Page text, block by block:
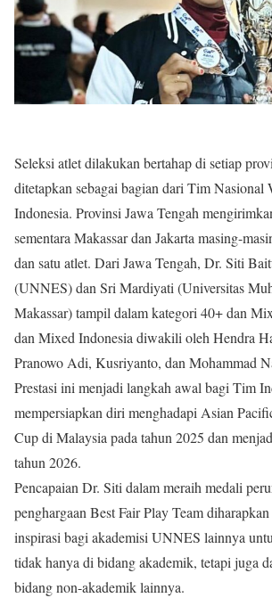
Seleksi atlet dilakukan bertahap di setiap
ditetapkan sebagai bagian dari Tim Nasional
Indonesia. Provinsi Jawa Tengah
sementara Makassar dan Jakarta masing-
dan satu atlet. Dari Jawa Tengah, Dr. Siti
(UNNES) dan Sri Mardiyati (Universitas
Makassar) tampil dalam kategori 40+ dan
dan Mixed Indonesia diwakili oleh Hendra
Pranowo Adi, Kusriyanto, dan Mohammad
Prestasi ini menjadi langkah awal bagi Tim
mempersiapkan diri menghadapi Asian
Cup di Malaysia pada tahun 2025 dan
tahun 2026.
Pencapaian Dr. Siti dalam meraih medali
penghargaan Best Fair Play Team
inspirasi bagi akademisi UNNES lainnya
tidak hanya di bidang akademik, tetapi juga
bidang non-akademik lainnya.